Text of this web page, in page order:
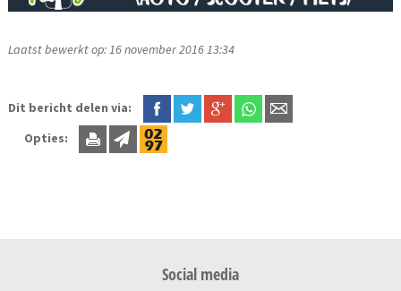
Laatst bewerkt op: 16 november 2016 13:34
Dit bericht delen via:
Opties:
Social media